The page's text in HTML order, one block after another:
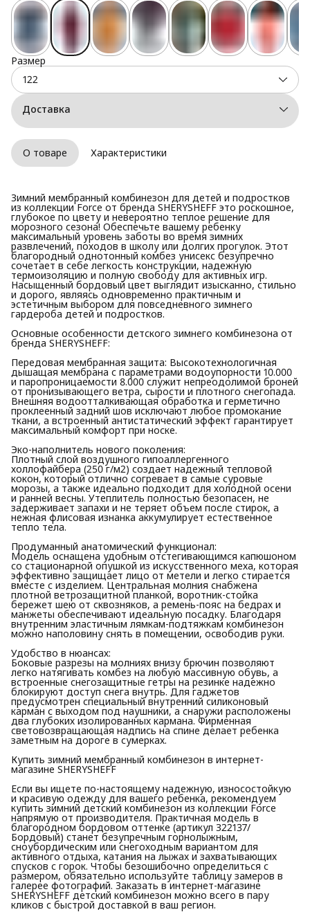
Размер
122
Доставка
О товаре Характеристики
Зимний мембранный комбинезон для детей и подростков
из коллекции Force от бренда SHERYSHEFF это роскошное,
глубокое по цвету и невероятно теплое решение для
морозного сезона! Обеспечьте вашему ребенку
максимальный уровень заботы во время зимних
развлечений, походов в школу или долгих прогулок. Этот
благородный однотонный комбез унисекс безупречно
сочетает в себе легкость конструкции, надежную
термоизоляцию и полную свободу для активных игр.
Насыщенный бордовый цвет выглядит изысканно, стильно
и дорого, являясь одновременно практичным и
эстетичным выбором для повседневного зимнего
гардероба детей и подростков.
Основные особенности детского зимнего комбинезона от
бренда SHERYSHEFF:
Передовая мембранная защита: Высокотехнологичная
дышащая мембрана с параметрами водоупорности 10.000
и паропроницаемости 8.000 служит непреодолимой броней
от пронизывающего ветра, сырости и плотного снегопада.
Внешняя водоотталкивающая обработка и герметично
проклеенный задний шов исключают любое промокание
ткани, а встроенный антистатический эффект гарантирует
максимальный комфорт при носке.
Эко-наполнитель нового поколения:
Плотный слой воздушного гипоаллергенного
холлофайбера (250 г/м2) создает надежный тепловой
кокон, который отлично согревает в самые суровые
морозы, а также идеально подходит для холодной осени
и ранней весны. Утеплитель полностью безопасен, не
задерживает запахи и не теряет объем после стирок, а
нежная флисовая изнанка аккумулирует естественное
тепло тела.
Продуманный анатомический функционал:
Модель оснащена удобным отстегивающимся капюшоном
со стационарной опушкой из искусственного меха, которая
эффективно защищает лицо от метели и легко стирается
вместе с изделием. Центральная молния снабжена
плотной ветрозащитной планкой, воротник-стойка
бережет шею от сквозняков, а ремень-пояс на бедрах и
манжеты обеспечивают идеальную посадку. Благодаря
внутренним эластичным лямкам-подтяжкам комбинезон
можно наполовину снять в помещении, освободив руки.
Удобство в нюансах:
Боковые разрезы на молниях внизу брючин позволяют
легко натягивать комбез на любую массивную обувь, а
встроенные снегозащитные гетры на резинке надежно
блокируют доступ снега внутрь. Для гаджетов
предусмотрен специальный внутренний силиконовый
карман с выходом под наушники, а снаружи расположены
два глубоких изолированных кармана. Фирменная
световозвращающая надпись на спине делает ребенка
заметным на дороге в сумерках.
Купить зимний мембранный комбинезон в интернет-
магазине SHERYSHEFF
Если вы ищете по-настоящему надежную, износостойкую
и красивую одежду для вашего ребенка, рекомендуем
купить зимний детский комбинезон из коллекции Force
напрямую от производителя. Практичная модель в
благородном бордовом оттенке (артикул З22137/
Бордовый) станет безупречным горнолыжным,
сноубордическим или снегоходным вариантом для
активного отдыха, катания на лыжах и захватывающих
спусков с горок. Чтобы безошибочно определиться с
размером, обязательно используйте таблицу замеров в
галерее фотографий. Заказать в интернет-магазине
SHERYSHEFF детский комбинезон можно всего в пару
кликов с быстрой доставкой в ваш регион.